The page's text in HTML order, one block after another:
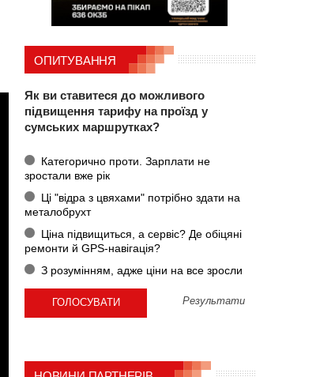
ОПИТУВАННЯ
Як ви ставитеся до можливого
підвищення тарифу на проїзд у
сумських маршрутках?
Категорично проти. Зарплати не
зростали вже рік
Ці "відра з цвяхами" потрібно здати на
металобрухт
Ціна підвищиться, а сервіс? Де обіцяні
ремонти й GPS-навігація?
З розумінням, адже ціни на все зросли
Результати